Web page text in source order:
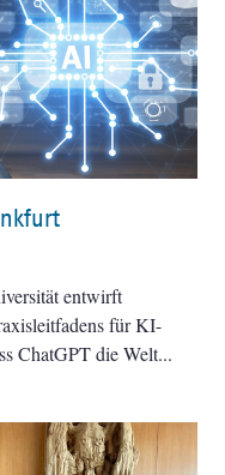
entwirft
für KI-
ChatGPT die Welt